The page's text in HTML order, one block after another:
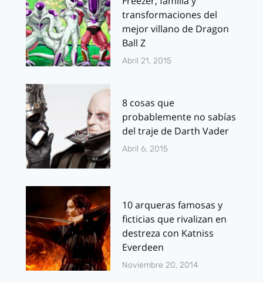
transformaciones del
mejor villano de Dragon
Ball Z
Abril 21, 2015
8 cosas que
probablemente no sabías
del traje de Darth Vader
Abril 6, 2015
10 arqueras famosas y
ficticias que rivalizan en
destreza con Katniss
Everdeen
Noviembre 20, 2014